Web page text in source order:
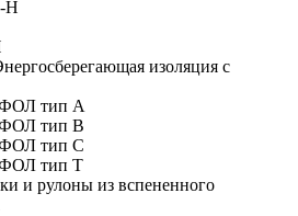
Н
изоляция с
тип А
тип B
тип C
тип T
и рулоны из вспененного